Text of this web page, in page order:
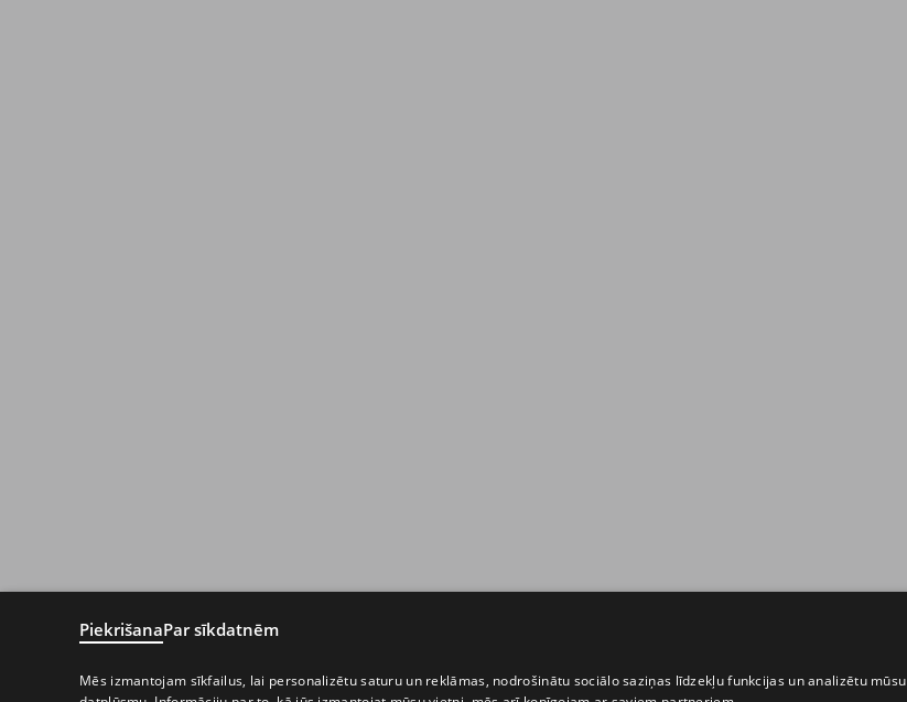
PiekrišanaPar sīkdatnēm
Mēs izmantojam sīkfailus, lai personalizētu saturu un reklāmas, nodrošinātu sociālo saziņas līdzekļu funkcijas un analizētu mūsu